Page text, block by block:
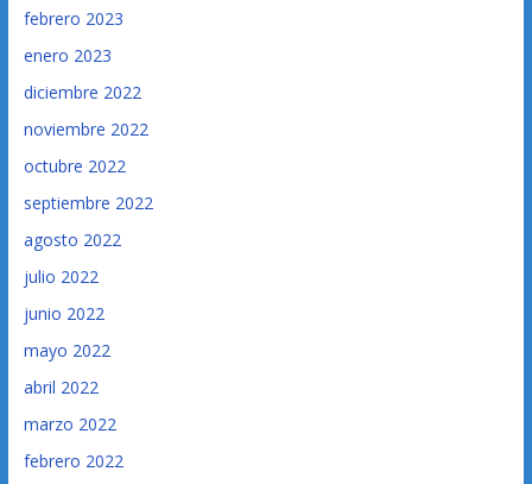
febrero 2023
enero 2023
diciembre 2022
noviembre 2022
octubre 2022
septiembre 2022
agosto 2022
julio 2022
junio 2022
mayo 2022
abril 2022
marzo 2022
febrero 2022